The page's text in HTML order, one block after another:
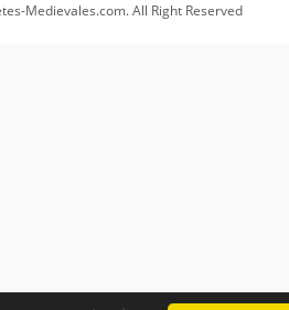
Medievales.com. All Right Reserved